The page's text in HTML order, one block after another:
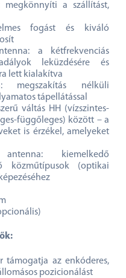
megkönnyíti a szállítást,
fogást és kiváló
a kétfrekvenciás
leküzdésére és
lett kialakítva
megszakítás nélküli
tápellátással
váltás HH (vízszintes-
függőleges) között – a
is érzékel, amelyeket
kiemelkedő
közműtípusok (optikai
támogatja az enkóderes,
pozicionálást